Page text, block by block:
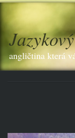
angličtina která